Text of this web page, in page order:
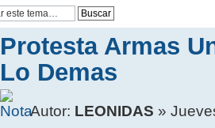
Protesta Armas
Lo Demas
Autor: LEONIDAS »